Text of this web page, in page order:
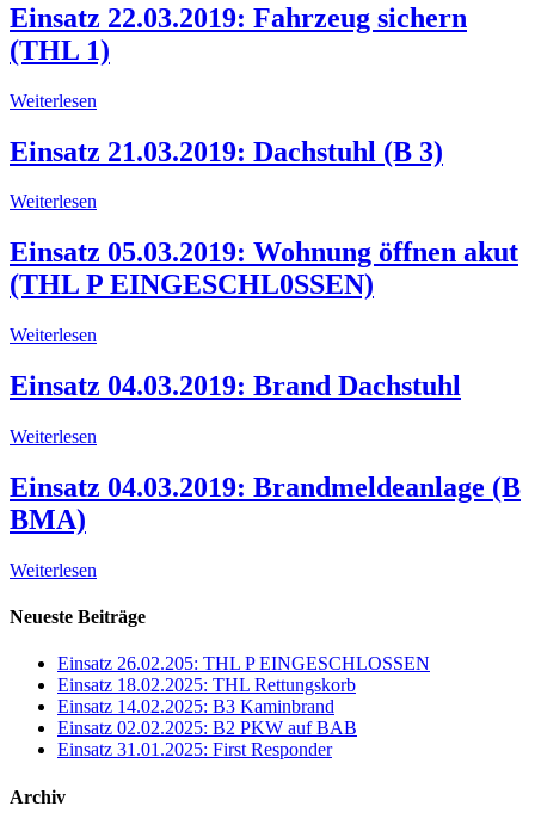
Einsatz 22.03.2019: Fahrzeug sichern
(THL 1)
Weiterlesen
Einsatz 21.03.2019: Dachstuhl (B 3)
Weiterlesen
Einsatz 05.03.2019: Wohnung öffnen akut
(THL P EINGESCHL0SSEN)
Weiterlesen
Einsatz 04.03.2019: Brand Dachstuhl
Weiterlesen
Einsatz 04.03.2019: Brandmeldeanlage (B
BMA)
Weiterlesen
Neueste Beiträge
Einsatz 26.02.205: THL P EINGESCHLOSSEN
Einsatz 18.02.2025: THL Rettungskorb
Einsatz 14.02.2025: B3 Kaminbrand
Einsatz 02.02.2025: B2 PKW auf BAB
Einsatz 31.01.2025: First Responder
Archiv